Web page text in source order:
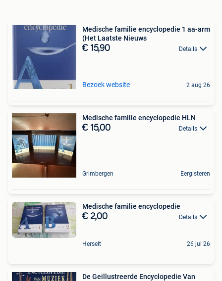
Medische familie encyclopedie 1 aa-arm
(Het Laatste Nieuws
€ 15,90 Details
Bezoek website 2 aug 26
Medische familie encyclopedie HLN
€ 15,00 Details
Grimbergen Eergisteren
Medische familie encyclopedie
€ 2,00 Details
Herselt 26 jul 26
De Geillustreerde Encyclopedie Van